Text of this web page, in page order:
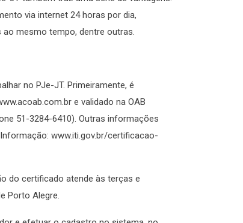
via internet 24 horas por dia,
mesmo tempo, dentre outras.
no PJe-JT. Primeiramente, é
e validado na OAB
51-3284-6410). Outras informações
www.iti.gov.br/certificacao-
do certificado atende às terças e
Porto Alegre.